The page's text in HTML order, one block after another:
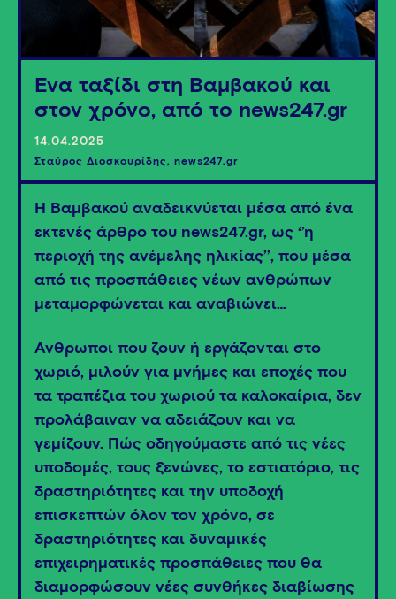
Ένα ταξίδι στη Βαμβακού και
στον χρόνο, από το news247.gr
14.04.2025
Σταύρος Διοσκουρίδης, news247.gr
Η Βαμβακού αναδεικνύεται μέσα από ένα
εκτενές άρθρο του news247.gr, ως ‘’η
περιοχή της ανέμελης ηλικίας’’, που μέσα
από τις προσπάθειες νέων ανθρώπων
μεταμορφώνεται και αναβιώνει…
Άνθρωποι που ζουν ή εργάζονται στο
χωριό, μιλούν για μνήμες και εποχές που
τα τραπέζια του χωριού τα καλοκαίρια, δεν
προλάβαιναν να αδειάζουν και να
γεμίζουν. Πώς οδηγούμαστε από τις νέες
υποδομές, τους ξενώνες, το εστιατόριο, τις
δραστηριότητες και την υποδοχή
επισκεπτών όλον τον χρόνο, σε
δραστηριότητες και δυναμικές
επιχειρηματικές προσπάθειες που θα
διαμορφώσουν νέες συνθήκες διαβίωσης